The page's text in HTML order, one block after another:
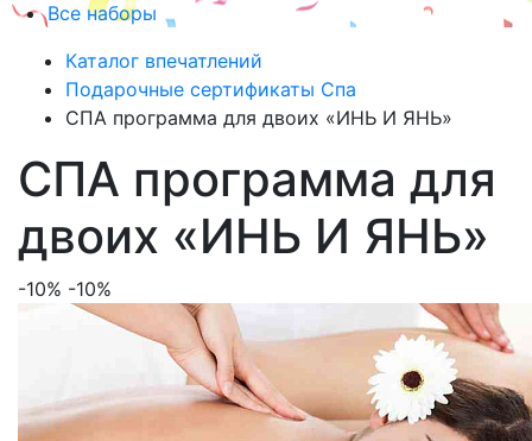
Все наборы
Каталог впечатлений
Подарочные сертификаты Спа
СПА программа для двоих «ИНЬ И ЯНЬ»
СПА программа для
двоих «ИНЬ И ЯНЬ»
-10% -10%